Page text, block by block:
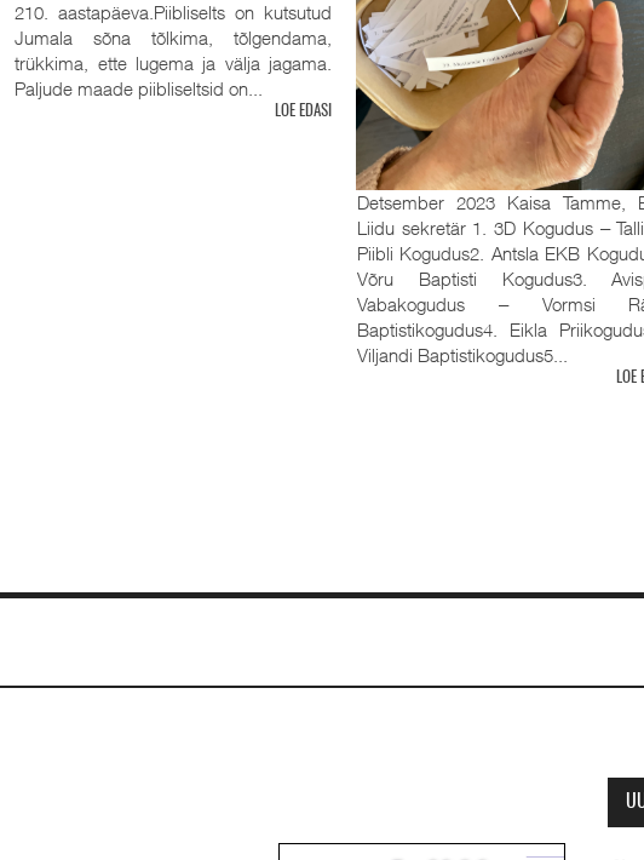
210. aastapäeva.Piibliselts on kutsutud
Jumala sõna tõlkima, tõlgendama,
trükkima, ette lugema ja välja jagama.
Paljude maade piibliseltsid on...
LOE EDASI
Detsember 2023 Kaisa Tamme,
Liidu sekretär 1. 3D Kogudus ‒
Piibli Kogudus2. Antsla EKB
Võru Baptisti Kogudus3.
Vabakogudus ‒ Vormsi
Baptistikogudus4. Eikla
Viljandi Baptistikogudus5...
LOE